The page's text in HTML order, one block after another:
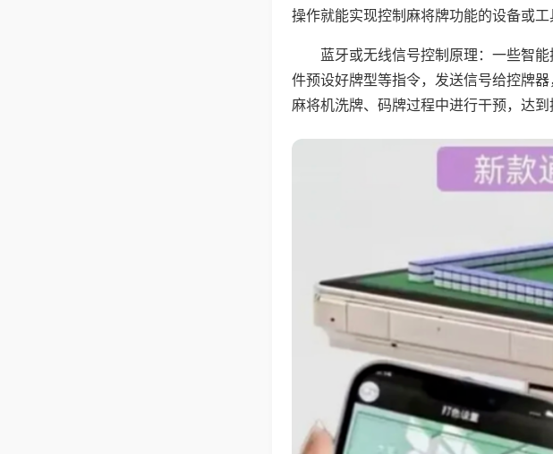
操作就能实现控制麻将牌功能的设备或工
蓝牙或无线信号控制原理：一些智
件预设好牌型等指令，发送信号给控牌
麻将机洗牌、码牌过程中进行干预，达到